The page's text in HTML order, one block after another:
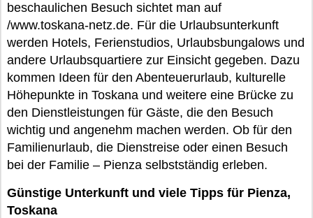
beschaulichen Besuch sichtet man auf
/www.toskana-netz.de. Für die Urlaubsunterkunft
werden Hotels, Ferienstudios, Urlaubsbungalows und
andere Urlaubsquartiere zur Einsicht gegeben. Dazu
kommen Ideen für den Abenteuerurlaub, kulturelle
Höhepunkte in Toskana und weitere eine Brücke zu
den Dienstleistungen für Gäste, die den Besuch
wichtig und angenehm machen werden. Ob für den
Familienurlaub, die Dienstreise oder einen Besuch
bei der Familie – Pienza selbstständig erleben.
Günstige Unterkunft und viele Tipps für Pienza,
Toskana